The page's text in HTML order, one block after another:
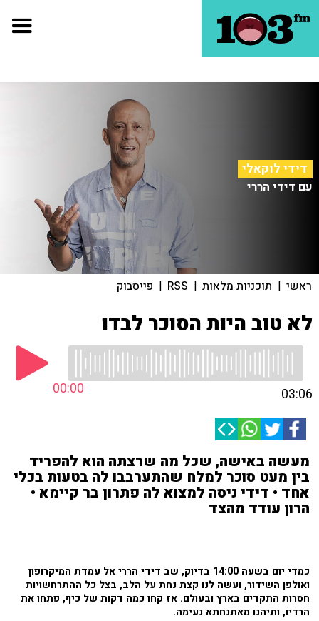
דידי לוקאלי
עם דידי הררי
ראשי | תוכניות מלאות |
RSS
| פייסבוק
לא טוב היות הסוכר לבדו
00:00 03:06
מעשה באישה, שכל מה שרצתה הוא להפריד
בין מעט סוכר למלח שהתערבבו לה בטעות בכלי
אחד • דידי ניסה למצוא לה פתרון בר קיימא •
הרון עודד מהצד
כמדי יום בשעה 14:00 בדיוק, שב דידי הררי אל עמדת המיקרופון
ואולפן השידור, ועשה לנו קצת נחת על הלב, בצל כל ההתרחשויות
חסרות התקדים בארץ ובעולם. אז קחו כמה דקות של כיף, פתחו את
הרדיו, ותיהנו מאתנחתא נעימה.